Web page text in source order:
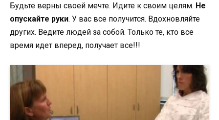
Будьте верны своей мечте. Идите к своим целям. Не
опускайте руки. У вас все получится. Вдохновляйте
других. Ведите людей за собой. Только те, кто все
время идет вперед, получает все!!!